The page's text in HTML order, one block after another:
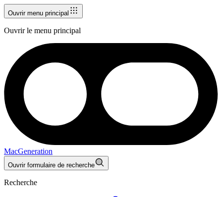
Ouvrir menu principal
Ouvrir le menu principal
MacGeneration
Ouvrir formulaire de recherche
Recherche